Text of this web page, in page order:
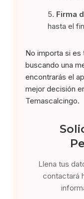
Firma
hasta el
No importa si es
buscando una
encontrarás el
mejor decisión
Temascalcingo.
Llena tus
contactará